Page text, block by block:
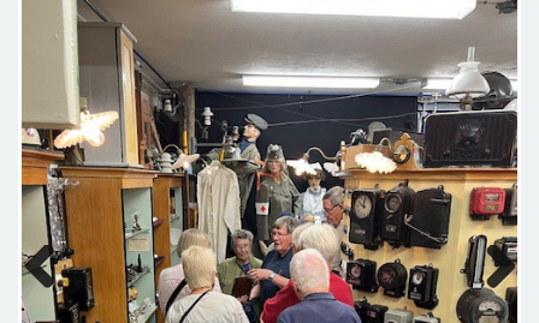
Previous Next